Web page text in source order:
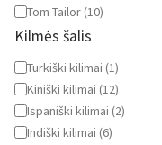
Tom Tailor (10)
Kilmės šalis
Kilmės
šalis
Turkiški kilimai (1)
Kiniški kilimai (12)
Ispaniški kilimai (2)
Indiški kilimai (6)